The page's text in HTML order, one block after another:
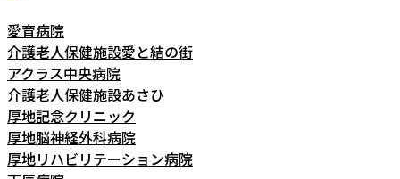
愛育病院
介護老人保健施設愛と結の街
アクラス中央病院
介護老人保健施設あさひ
厚地記念クリニック
厚地脳神経外科病院
厚地リハビリテーション病院